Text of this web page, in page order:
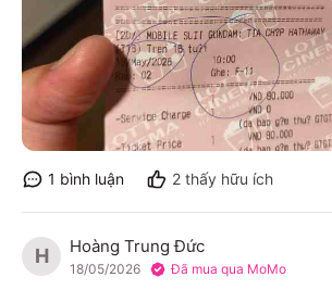
1 bình luận 2 thấy hữu ích
H Hoàng Trung Đức
18/05/2026 Đã mua qua MoMo